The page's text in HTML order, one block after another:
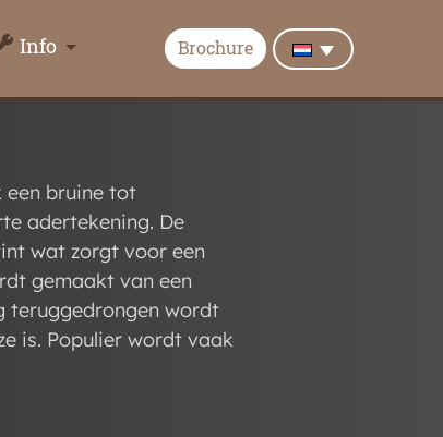
Info Brochure
een bruine tot
adertekening. De
wat zorgt voor een
gemaakt van een
teruggedrongen wordt
is. Populier wordt vaak